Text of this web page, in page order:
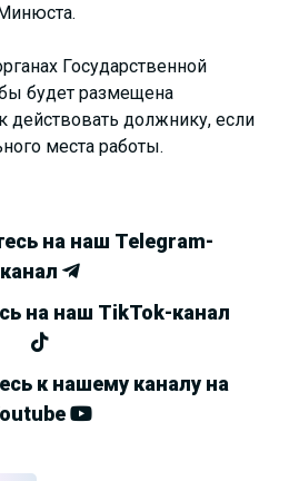
Государственной
будет размещена
действовать должнику, если
места работы.
на наш Telegram-
канал
на наш TikTok-канал
к нашему каналу на